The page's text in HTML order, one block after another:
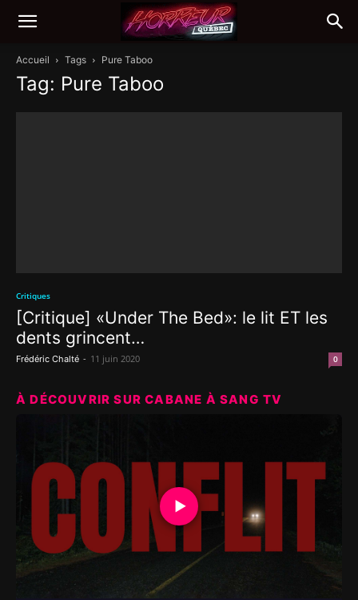
Accueil Tags Pure Taboo
Tag: Pure Taboo
Critiques
[Critique] «Under The Bed»: le lit ET les
dents grincent…
Frédéric Chalté - 11 juin 2020 0
À DÉCOUVRIR SUR CABANE À SANG TV
▶